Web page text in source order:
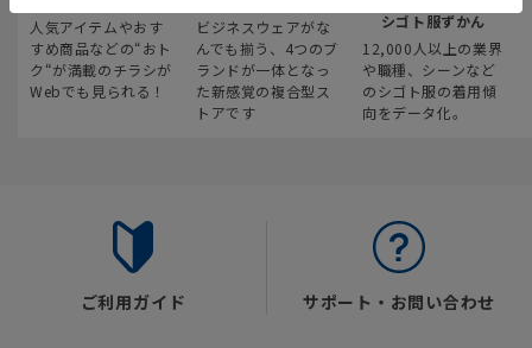
人気アイテムやおす
すめ商品などの“おト
ク“が満載のチラシが
Webでも見られる！
ビジネスウェアがな
んでも揃う、4つのブ
ランドが一体となっ
た新感覚の複合型ス
トアです
シゴト服ずかん
12,000人以上の業界
や職種、シーンなど
のシゴト服の着用傾
向をデータ化。
ご利用ガイド サポート・お問い合わせ